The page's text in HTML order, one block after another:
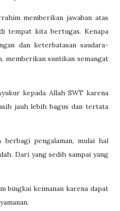
memberikan jawaban atas
tempat kita bertugas. Kenapa
dan keterbatasan saudara-
memberikan suntikan semangat
kepada Allah SWT karena
jauh lebih bagus dan tertata
pengalaman, mulai hal
Dari yang sedih sampai yang
bingkai keimanan karena dapat